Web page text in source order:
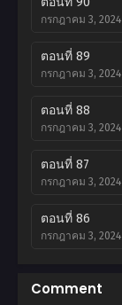
กรกฎาคม 3, 2024
ตอนที่ 89
กรกฎาคม 3, 2024
ตอนที่ 88
กรกฎาคม 3, 2024
ตอนที่ 87
กรกฎาคม 3, 2024
ตอนที่ 86
กรกฎาคม 3, 2024
กรกฎาคม 3, 2024
Comment